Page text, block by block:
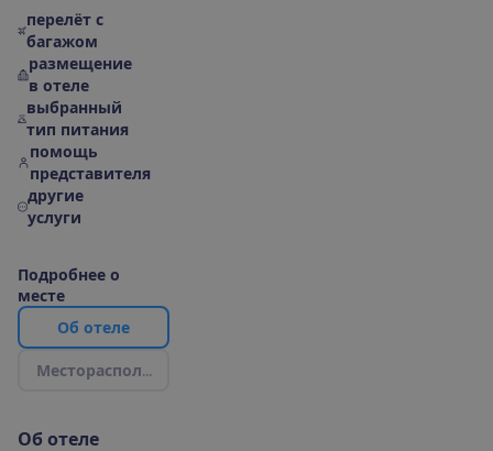
перелёт с
багажом
размещение
в отеле
выбранный
тип питания
помощь
представителя
другие
услуги
Подробнее о
месте
Об отеле
Месторасполож
Об отеле